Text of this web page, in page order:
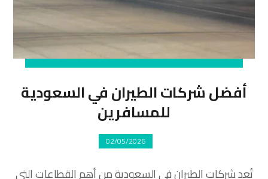
أفضل شركات الطيران في السعودية
للمسافرين
02/05/2026
تُعد شركات الطيران في السعودية من أهم القطاعات التي